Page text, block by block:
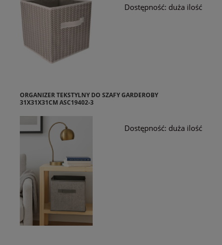
Dostępność: duża ilość
ORGANIZER TEKSTYLNY DO SZAFY GARDEROBY
31X31X31CM ASC19402-3
Dostępność: duża ilość